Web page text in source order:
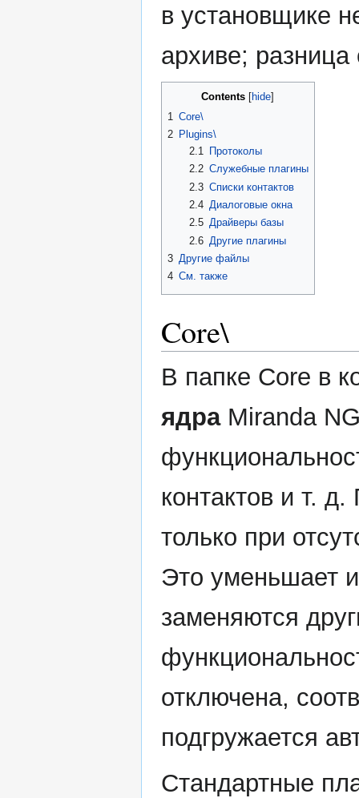
в установщике
архиве;
Contents
1 Core\
2 Plugins\
2.1
Протоколы
2.2 Служебные плагины
2.3 Списки контактов
2.4 Диалоговые окна
2.5 Драйверы базы
2.6 Другие плагины
3 Другие файлы
4 См. также
Core\
В папке Core в
ядраMiranda
контактов и т.
только при
Это уменьшает
заменяются
отключена,
подгружается
Стандартные